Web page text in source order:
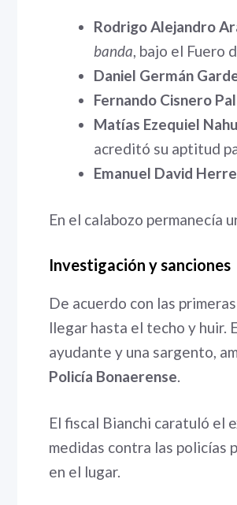
Rodrigo Alejandro
banda , bajo el Fuero
Daniel Germán
Fernando Cisnero
Matías Ezequiel
acreditó su aptitud
Emanuel David
En el calabozo permanecía
Investigación y sanciones
De acuerdo con las
llegar hasta el techo y huir.
ayudante y una sargento,
Policía Bonaerense
El fiscal Bianchi caratuló el
medidas contra las policías
en el lugar.